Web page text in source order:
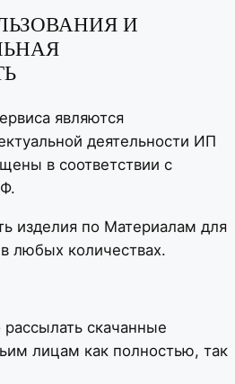
И
являются
деятельности ИП
в соответствии с
изделия по Материалам для
любых количествах.
рассылать скачанные
лицам как полностью, так